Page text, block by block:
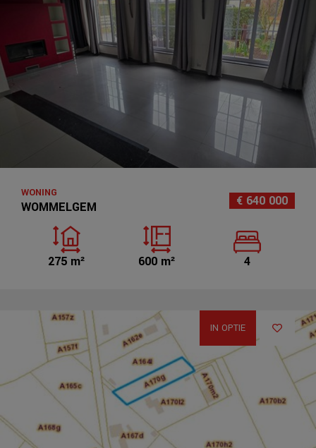
€ 640 000
WOMMELGEM
WONING
4
600 m²
275 m²
IN OPTIE